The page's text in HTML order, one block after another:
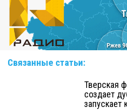
Связанные статьи:
Тверская
создает
запускает